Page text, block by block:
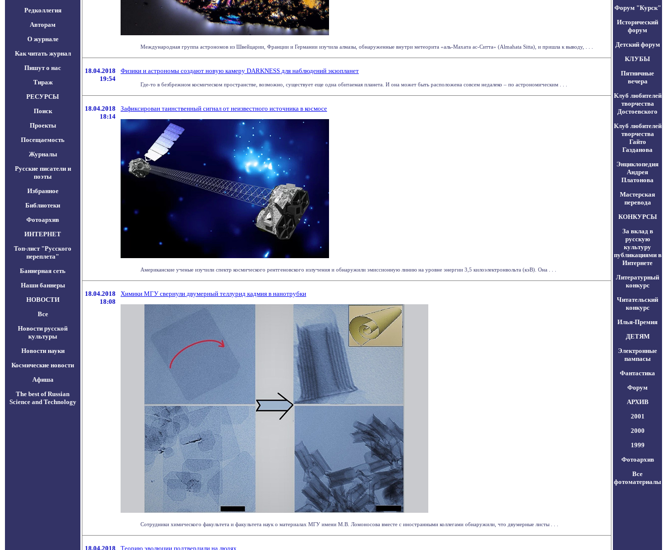
Редколлегия
Авторам
О журнале
Как читать журнал
Пишут о нас
Тираж
РЕСУРСЫ
Поиск
Проекты
Посещаемость
Журналы
Русские писатели и
поэты
Избранное
Библиотеки
Фотоархив
ИНТЕРНЕТ
Топ-лист "Русского
переплета"
Баннерная сеть
Наши баннеры
НОВОСТИ
Все
Новости русской
культуры
Новости науки
Космические новости
Афиша
The best of Russian
Science and Technology
Международная группа астрономов из Швейцарии, Франции и Германии изучила алмазы, обнаруженные внутри метеорита «аль-Махата ас-Ситта» (Almahata Sitta), и пришла к выводу, . . .
18.04.2018
19:54
Физики и астрономы создают новую камеру DARKNESS для наблюдений экзопланет
Где-то в безбрежном космическом пространстве, возможно, существует еще одна обитаемая планета. И она может быть расположена совсем недалеко – по астрономическим . . .
18.04.2018
18:14
Зафиксирован таинственный сигнал от неизвестного источника в космосе
Американские ученые изучили спектр космического рентгеновского излучения и обнаружили эмиссионную линию на уровне энергии 3,5 килоэлектронвольта (кэВ). Она . . .
18.04.2018
18:08
Химики МГУ свернули двумерный теллурид кадмия в нанотрубки
Сотрудники химического факультета и факультета наук о материалах МГУ имени М.В. Ломоносова вместе с иностранными коллегами обнаружили, что двумерные листы . . .
18.04.2018 Теорию эволюции подтвердили на людях
Форум "Курск"
Исторический
форум
Детский форум
КЛУБЫ
Пятничные
вечера
Клуб любителей
творчества
Достоевского
Клуб любителей
творчества
Гайто
Газданова
Энциклопедия
Андрея
Платонова
Мастерская
перевода
КОНКУРСЫ
За вклад в
русскую
культуру
публикациями в
Интернете
Литературный
конкурс
Читательский
конкурс
Илья-Премия
ДЕТЯМ
Электронные
пампасы
Фантастика
Форум
АРХИВ
2001
2000
1999
Фотоархив
Все
фотоматериалы